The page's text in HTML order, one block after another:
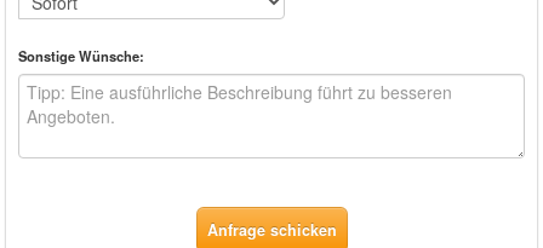
Sonstige Wünsche:
Anfrage schicken